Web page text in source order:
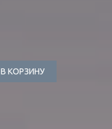
В КОРЗИНУ